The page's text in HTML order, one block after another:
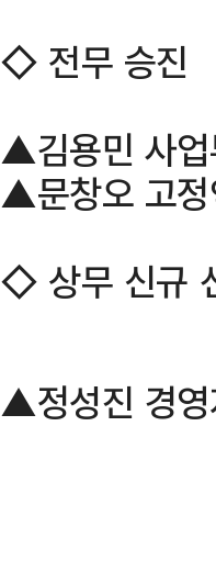
◇ 전무 승진
▲김용민 사업
▲문창오 고정
◇ 상무 신규
▲정성진 경영